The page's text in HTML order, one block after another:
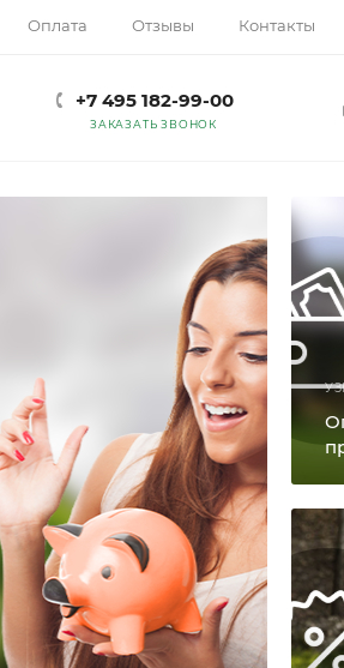
Оплата Отзывы Контакты
+7 495 182-99-00
ЗАКАЗАТЬ ЗВОНОК